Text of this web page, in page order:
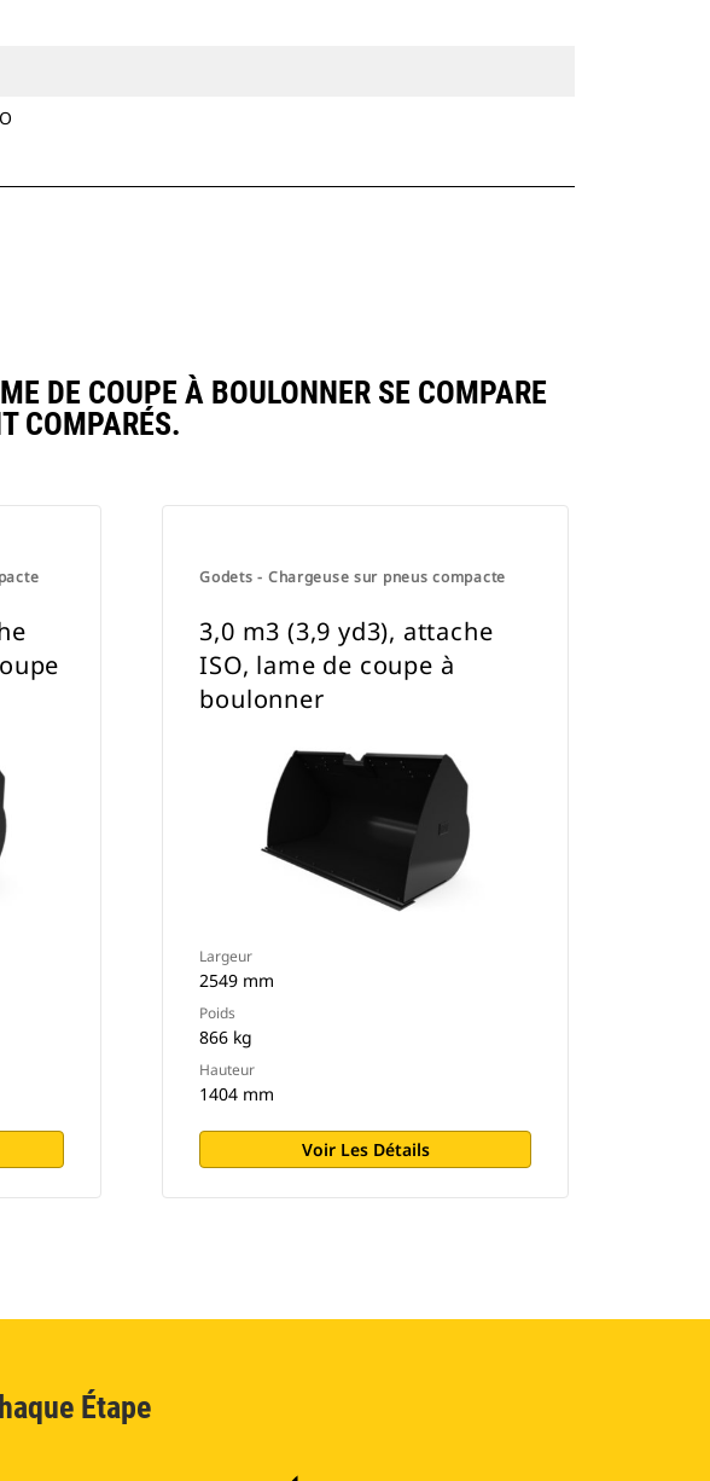
DE COUPE À BOULONNER SE COMPARE
COMPARÉS.
Godets - Chargeuse sur pneus compacte
3,0 m3 (3,9 yd3), attache
ISO, lame de coupe à
boulonner
Largeur
2549 mm
Poids
866 kg
Hauteur
1404 mm
Voir Les Détails
Étape